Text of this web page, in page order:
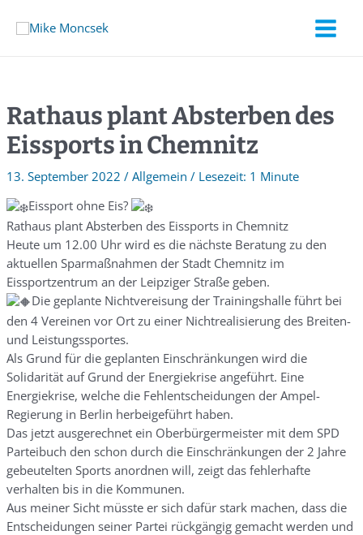
Rathaus plant Absterben des
Eissports in Chemnitz
13. September 2022 / Allgemein /
1 Minute
Eissport ohne Eis?
Rathaus plant Absterben des Eissports in Chemnitz
Heute um 12.00 Uhr wird es die nächste Beratung zu den
aktuellen Sparmaßnahmen der Stadt Chemnitz im
Eissportzentrum an der Leipziger Straße geben.
Die geplante Nichtvereisung der Trainingshalle führt bei
den 4 Vereinen vor Ort zu einer Nichtrealisierung des Breiten-
und Leistungssportes.
Als Grund für die geplanten Einschränkungen wird die
Solidarität auf Grund der Energiekrise angeführt. Eine
Energiekrise, welche die Fehlentscheidungen der Ampel-
Regierung in Berlin herbeigeführt haben.
Das jetzt ausgerechnet ein Oberbürgermeister mit dem SPD
Parteibuch den schon durch die Einschränkungen der 2 Jahre
gebeutelten Sports anordnen will, zeigt das fehlerhafte
verhalten bis in die Kommunen.
Aus meiner Sicht müsste er sich dafür stark machen, dass die
Entscheidungen seiner Partei rückgängig gemacht werden und